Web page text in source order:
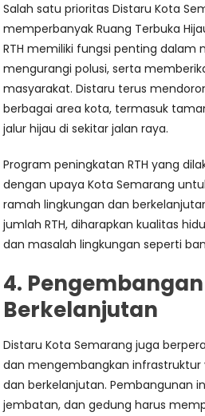
Salah satu prioritas Distaru Kota
memperbanyak Ruang Terbuka
RTH memiliki fungsi penting dalam
mengurangi polusi, serta
masyarakat. Distaru terus
berbagai area kota, termasuk
jalur hijau di sekitar jalan raya.
Program peningkatan RTH yang
dengan upaya Kota Semarang
ramah lingkungan dan
jumlah RTH, diharapkan kualitas
dan masalah lingkungan seperti
4.
Berkelanjutan
Distaru Kota Semarang juga
dan mengembangkan infrastruktur
dan berkelanjutan. Pembangunan
jembatan, dan gedung harus